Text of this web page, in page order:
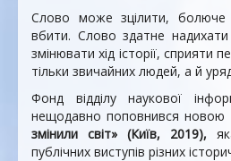
Слово може зцілити, болюче
вбити. Слово здатне
змінювати хід історії, сприяти
тільки звичайних людей, а й
Фонд відділу наукової
нещодавно поповнився новою
змінили світ» (Київ, 2019),
публічних виступів різних